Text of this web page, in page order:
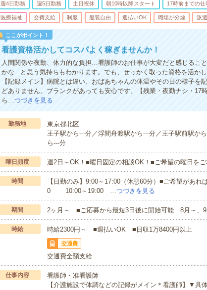
週4日勤務 週5日勤務 土日祝休 朝10時以降スタート 17時前までの仕
医療福祉 交費支給 制服 服装自由 週払いOK 職場が分煙 派
ここがポイント！
看護資格活かしてコスパよく稼ぎませんか！
人間関係や夜勤、体力的な負担…看護師のお仕事が大変だと感じるこ
かな...と思う気持ちもわかります。でも、せっかく取った資格を活か
【記録メイン】病院とは違い、おばあちゃんの体温やその日の様子を
どありません。ブランクがあっても安心です。【残業・夜勤ナシ・17
ら…つづきを見る
勤務地
東京都北区
王子駅から---分／浮間舟渡駅から---分／王子駅前駅か
ら---分
曜日頻度 週2日～OK！■曜日固定の相談OK！■ご希望の曜日をご
時間
【日勤のみ】9:00～17:00（休憩60分）■ご希望があ
0 10:00～19:00 …つづきを見る
期間 2ヶ月～ ■ご応募から最短3日後に開始可能 8月～、9
時給 時給2300円～ ■週払いOK ■日収1万8400円以上
交通費
交通費全額支給
仕事内容
看護師・准看護師
【介護施設で体調などの記録がメイン＊看護師】▼具